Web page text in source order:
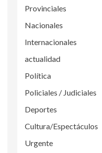
Provinciales
Nacionales
Internacionales
actualidad
Política
Policiales / Judiciales
Deportes
Cultura/Espectáculos
Urgente